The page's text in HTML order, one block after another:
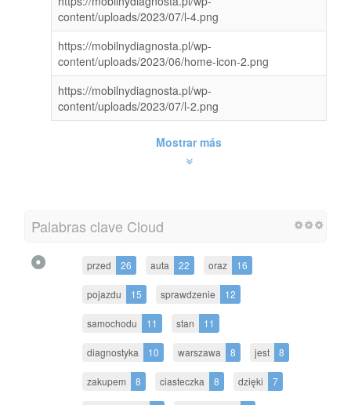
content/uploads/2023/07/l-4.png
https://mobilnydiagnosta.pl/wp-
content/uploads/2023/06/home-icon-2.png
https://mobilnydiagnosta.pl/wp-
content/uploads/2023/07/l-2.png
Mostrar más
Palabras clave Cloud
przed 26 auta 22 oraz 16
pojazdu 15 sprawdzenie 12
samochodu 11 stan 11
diagnostyka 10 warszawa 8 jest 8
zakupem 8 ciasteczka 8 dzięki 7